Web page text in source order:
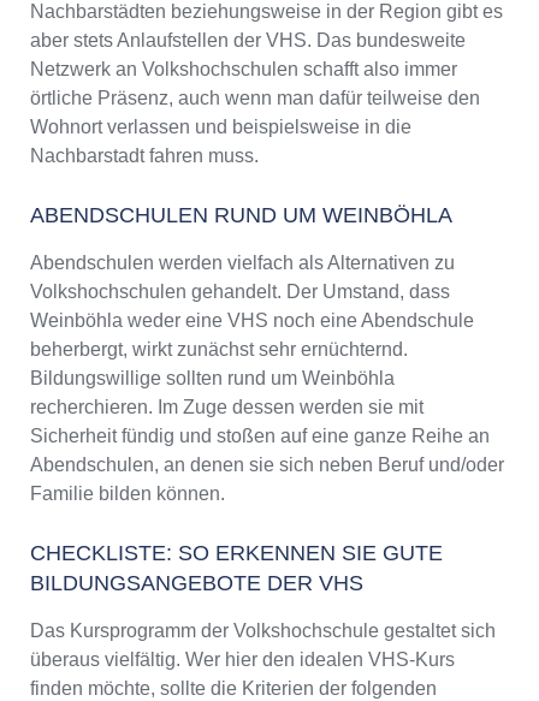
Nachbarstädten beziehungsweise in der Region gibt es
aber stets Anlaufstellen der VHS. Das bundesweite
Netzwerk an Volkshochschulen schafft also immer
örtliche Präsenz, auch wenn man dafür teilweise den
Wohnort verlassen und beispielsweise in die
Nachbarstadt fahren muss.
ABENDSCHULEN RUND UM WEINBÖHLA
Abendschulen werden vielfach als Alternativen zu
Volkshochschulen gehandelt. Der Umstand, dass
Weinböhla weder eine VHS noch eine Abendschule
beherbergt, wirkt zunächst sehr ernüchternd.
Bildungswillige sollten rund um Weinböhla
recherchieren. Im Zuge dessen werden sie mit
Sicherheit fündig und stoßen auf eine ganze Reihe an
Abendschulen, an denen sie sich neben Beruf und/oder
Familie bilden können.
CHECKLISTE: SO ERKENNEN SIE GUTE
BILDUNGSANGEBOTE DER VHS
Das Kursprogramm der Volkshochschule gestaltet sich
überaus vielfältig. Wer hier den idealen VHS-Kurs
finden möchte, sollte die Kriterien der folgenden